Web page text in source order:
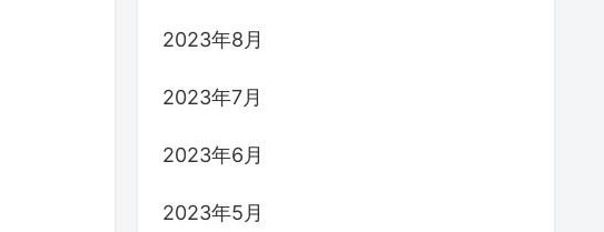
2023年8月
2023年7月
2023年6月
2023年5月